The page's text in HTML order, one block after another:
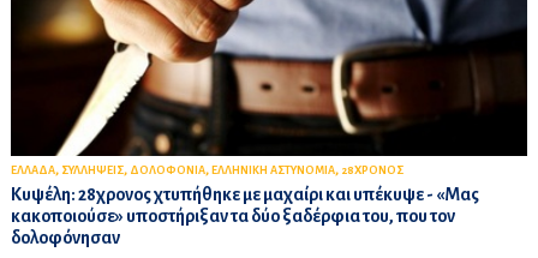
ΕΛΛΑΔΑ, ΣΥΛΛΗΨΕΙΣ, ΔΟΛΟΦΟΝΙΑ, ΕΛΛΗΝΙΚΗ ΑΣΤΥΝΟΜΙΑ, 28ΧΡΟΝΟΣ
Κυψέλη: 28χρονος χτυπήθηκε με μαχαίρι και υπέκυψε - «Μας
κακοποιούσε» υποστήριξαν τα δύο ξαδέρφια του, που τον
δολοφόνησαν